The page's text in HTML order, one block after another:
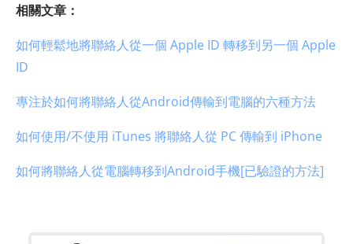
相關文章：
如何輕鬆地將聯絡人從一個 Apple ID 轉移到另一個 Apple
ID
專注於如何將聯絡人從Android傳輸到電腦的六種方法
如何使用/不使用 iTunes 將聯絡人從 PC 傳輸到 iPhone
如何將聯絡人從電腦轉移到Android手機[已驗證的方法]